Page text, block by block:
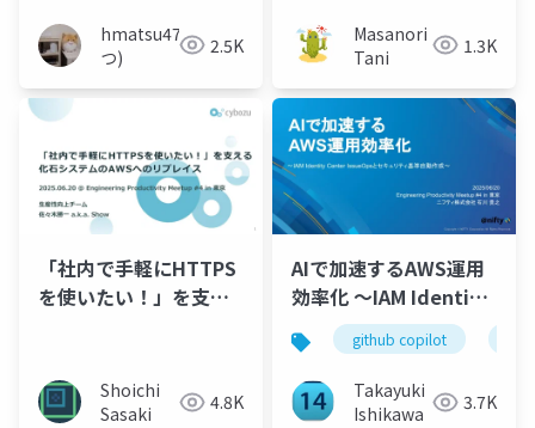
てみる
hmatsu47(ま
つ)
2.5K
Masanori
Tani
1.3K
「社内で手軽にHTTPS
を使いたい！」を支え
Shoichi
Sasaki
4.8K
AIで加速するAWS運用
効率化 〜IAM Identity
Center IssueOpsとセ
キュリティ基準自動作
成〜
github copilot
Takayuki
Ishikawa
3.7K